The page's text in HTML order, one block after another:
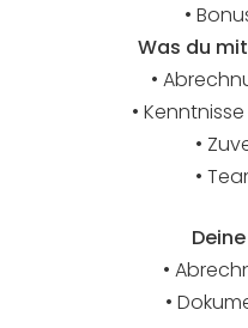
•
Was du
•
•
•
•
•
•